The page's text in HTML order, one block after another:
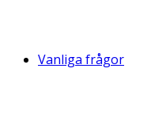
Vanliga frågor